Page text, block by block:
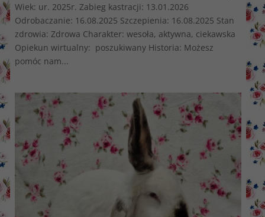
Wiek: ur. 2025r. Zabieg kastracji: 13.01.2026
Odrobaczanie: 16.08.2025 Szczepienia: 16.08.2025 Stan
zdrowia: Zdrowa Charakter: wesoła, aktywna, ciekawska
Opiekun wirtualny: poszukiwany Historia: Możesz
pomóc nam...